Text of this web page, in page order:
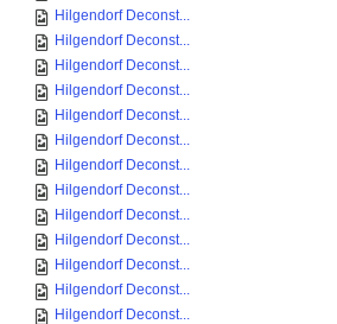
Hilgendorf Deconst...
Hilgendorf Deconst...
Hilgendorf Deconst...
Hilgendorf Deconst...
Hilgendorf Deconst...
Hilgendorf Deconst...
Hilgendorf Deconst...
Hilgendorf Deconst...
Hilgendorf Deconst...
Hilgendorf Deconst...
Hilgendorf Deconst...
Hilgendorf Deconst...
Hilgendorf Deconst...